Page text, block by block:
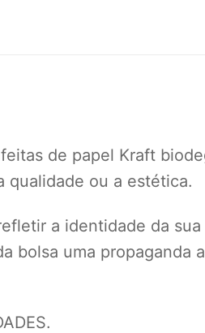
de papel Kraft
qualidade ou a estética.
a identidade da
bolsa uma propaganda